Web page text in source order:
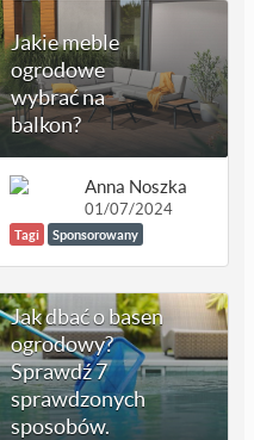
Jakie meble
ogrodowe
wybrać na
balkon?
Anna Noszka
01/07/2024
Tagi Sponsorowany
Jak dbać o basen
ogrodowy?
Sprawdź 7
sprawdzonych
sposobów.